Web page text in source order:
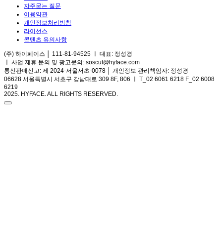
자주묻는 질문
이용약관
개인정보처리방침
라이선스
콘텐츠 유의사항
(주) 하이페이스 │ 111-81-94525 ㅣ 대표: 정성경
ㅣ 사업 제휴 문의 및 광고문의: soscut@hyface.com
통신판매신고: 제 2024-서울서초-0078 │ 개인정보 관리책임자: 정성경
06628 서울특별시 서초구 강남대로 309 8F, 806 ㅣ T_02 6061 6218 F_02 6008
6219
2025. HYFACE. ALL RIGHTS RESERVED.